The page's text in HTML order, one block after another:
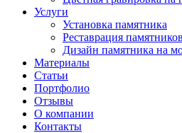
Услуги
Установка памятника
Реставрация памятников
Дизайн памятника на
Материалы
Статьи
Портфолио
Отзывы
О компании
Контакты